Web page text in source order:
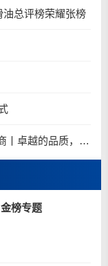
油总评榜荣耀张榜
10、玉柴马石油-龙护工程机械油全国招商丨卓越的品质，专业的品牌！
榜专题